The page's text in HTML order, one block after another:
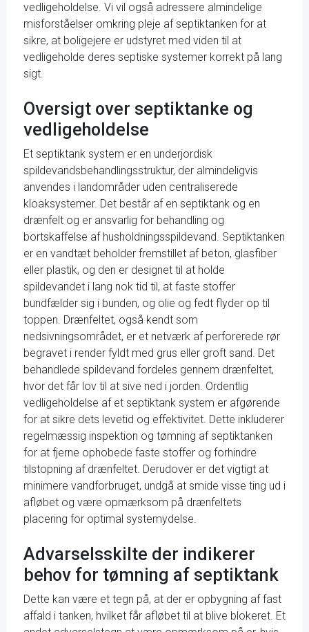
vedligeholdelse. Vi vil også adressere almindelige
misforståelser omkring pleje af septiktanken for at
sikre, at boligejere er udstyret med viden til at
vedligeholde deres septiske systemer korrekt på lang
sigt.
Oversigt over septiktanke og
vedligeholdelse
Et septiktank system er en underjordisk
spildevandsbehandlingsstruktur, der almindeligvis
anvendes i landområder uden centraliserede
kloaksystemer. Det består af en septiktank og en
drænfelt og er ansvarlig for behandling og
bortskaffelse af husholdningsspildevand. Septiktanken
er en vandtæt beholder fremstillet af beton, glasfiber
eller plastik, og den er designet til at holde
spildevandet i lang nok tid til, at faste stoffer
bundfælder sig i bunden, og olie og fedt flyder op til
toppen. Drænfeltet, også kendt som
nedsivningsområdet, er et netværk af perforerede rør
begravet i render fyldt med grus eller groft sand. Det
behandlede spildevand fordeles gennem drænfeltet,
hvor det får lov til at sive ned i jorden. Ordentlig
vedligeholdelse af et septiktank system er afgørende
for at sikre dets levetid og effektivitet. Dette inkluderer
regelmæssig inspektion og tømning af septiktanken
for at fjerne ophobede faste stoffer og forhindre
tilstopning af drænfeltet. Derudover er det vigtigt at
minimere vandforbruget, undgå at smide visse ting ud i
afløbet og være opmærksom på drænfeltets
placering for optimal systemydelse.
Advarselsskilte der indikerer
behov for tømning af septiktank
Dette kan være et tegn på, at der er opbygning af fast
affald i tanken, hvilket får afløbet til at blive blokeret. Et